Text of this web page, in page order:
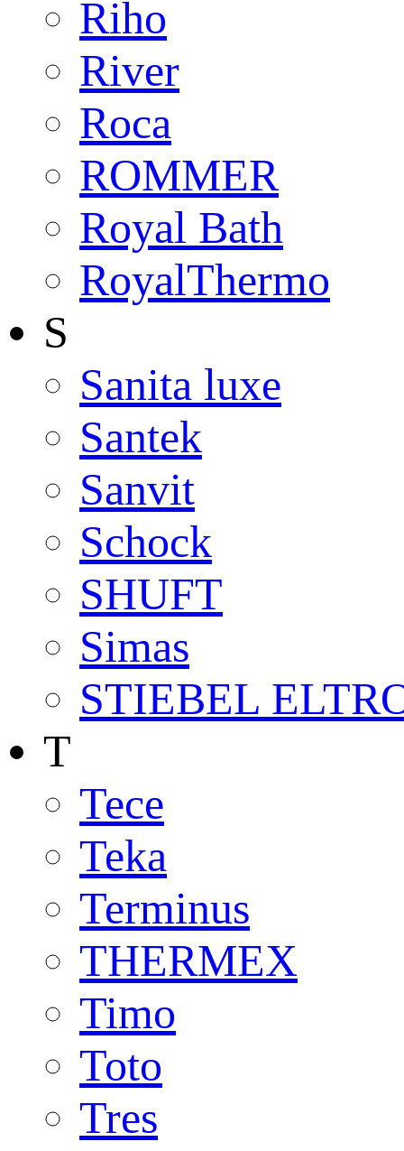
Riho
River
Roca
ROMMER
Royal Bath
RoyalThermo
S
Sanita luxe
Santek
Sanvit
Schock
SHUFT
Simas
STIEBEL
T
Tece
Teka
Terminus
THERMEX
Timo
Toto
Tres